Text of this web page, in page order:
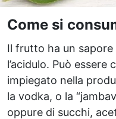
Come si
Il frutto ha un
l’acidulo. Può
impiegato nella
la vodka, o la
oppure di succhi,